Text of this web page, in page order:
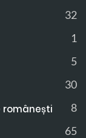
32
1
5
30
românești 8
65